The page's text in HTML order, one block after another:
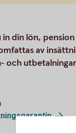
din lön,
av
och